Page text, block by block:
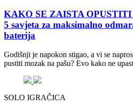
KAKO SE ZAISTA
5 savjeta za maksimalno
baterija
Godišnji je napokon stigao, a vi se
pustiti mozak na pašu? Evo kako ne
SOLO IGRAČICA